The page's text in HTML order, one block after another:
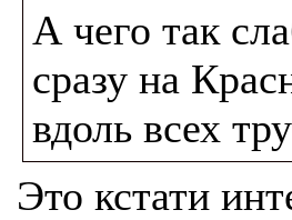
А чего так
сразу на
вдоль всех
Это кстати